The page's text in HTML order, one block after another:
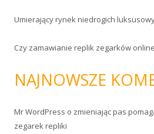
Umierający rynek niedrogich
Czy zamawianie replik zegarków
NAJNOWSZE
Mr WordPress o zmieniając pas
zegarek repliki